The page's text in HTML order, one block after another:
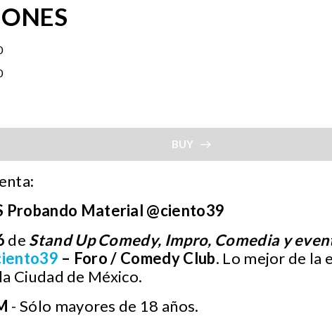
BUY
Probando Material @ciento39
de Stand Up Comedy, Impro, Comedia y
– Foro / Comedy Club. Lo mejor de la
Ciudad de México.
- Sólo mayores de 18 años.